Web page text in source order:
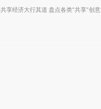
共享经济大行其道 盘点各类“共享”创意